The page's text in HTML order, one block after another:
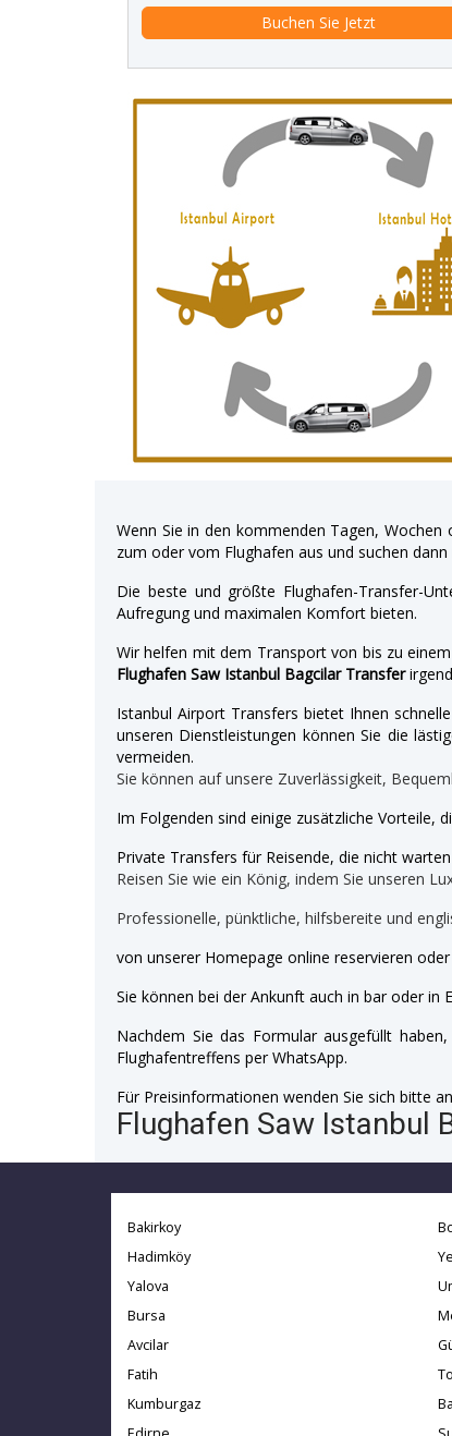
Wenn Sie in den kommenden Tagen,
zum oder vom Flughafen aus und suchen
Die beste und größte Flughafen-Transfer-
Aufregung und maximalen Komfort bieten.
Wir helfen mit dem Transport von bis zu
Flughafen Saw Istanbul Bagcilar Transfer
Istanbul Airport Transfers bietet Ihnen
unseren Dienstleistungen können Sie die
vermeiden.
Sie können auf unsere Zuverlässigkeit,
Im Folgenden sind einige zusätzliche Vorteile,
Private Transfers für Reisende, die nicht
Reisen Sie wie ein König, indem Sie unseren
Professionelle, pünktliche, hilfsbereite und
von unserer Homepage online reservieren
Sie können bei der Ankunft auch in bar oder in
Nachdem Sie das Formular ausgefüllt
Flughafentreffens per WhatsApp.
Für Preisinformationen wenden Sie sich bitte
Flughafen Saw Istanbul
Bakirkoy
Hadimköy
Yalova
Bursa
Avcilar
Fatih
Kumburgaz